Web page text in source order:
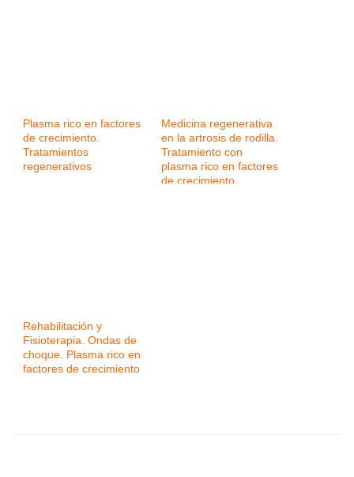
Plasma rico en factores
de crecimiento.
Tratamientos
regenerativos
Medicina regenerativa
en la artrosis de rodilla.
Tratamiento con
plasma rico en factores
de crecimiento
Rehabilitación y
Fisioterapia. Ondas de
choque. Plasma rico en
factores de crecimiento